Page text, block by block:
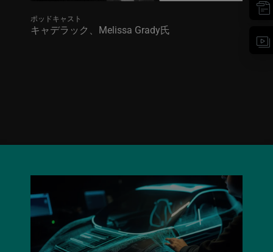
ポッドキャスト
キャデラック、Melissa Grady氏